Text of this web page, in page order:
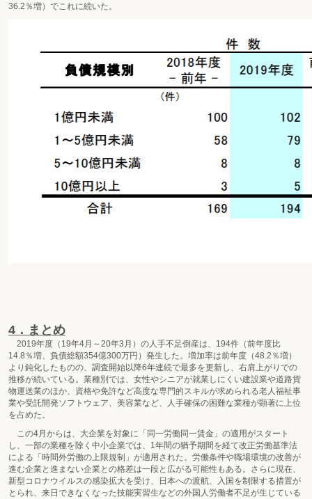
36.2％増）でこれに続いた。
4．まとめ
2019年度（19年4月～20年3月）の人手不足倒産は、194件（前年度比
14.8％増、負債総額354億300万円）発生した。増加率は前年度（48.2％増）
より鈍化したものの、調査開始以降6年連続で最多を更新し、右肩上がりでの
推移が続いている。業種別では、女性やシニアが就業しにくい建設業や道路貨
物運送業のほか、資格や免許など高度な専門的スキルが求められる老人福祉事
業や受託開発ソフトウェア、美容業など、人手確保の困難な業種が顕著に上位
を占めた。
この4月からは、大企業を対象に「同一労働同一賃金」の適用がスタート
し、一部の業種を除く中小企業では、1年間の猶予期間を経て改正労働基準法
による「時間外労働の上限規制」が適用された。労働条件や職場環境の改善が
進む企業と進まない企業との格差は一段と広がる可能性もある。さらに現在、
新型コロナウイルスの感染拡大を受け、日本への渡航、入国を制限する措置が
とられ、来日できなくなった技能実習生などの外国人労働者不足が生じている